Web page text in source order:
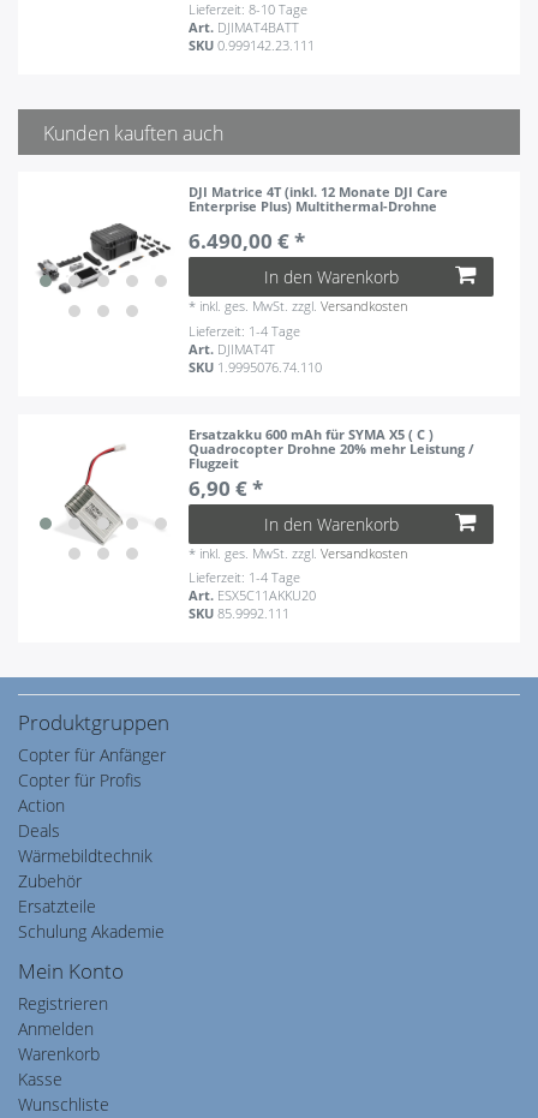
Lieferzeit: 8-10 Tage
Art. DJIMAT4BATT
SKU0.999142.23.111
Kunden kauften auch
DJI Matrice 4T (inkl. 12 Monate DJI Care
Enterprise Plus) Multithermal-Drohne
6.490,00 € *
In den Warenkorb
* inkl. ges. MwSt. zzgl.Versandkosten
Lieferzeit: 1-4 Tage
Art. DJIMAT4T
SKU 1.9995076.74.110
Ersatzakku 600 mAh für SYMA X5 ( C )
Quadrocopter Drohne 20% mehr Leistung /
Flugzeit
6,90 € *
In den Warenkorb
* inkl. ges. MwSt. zzgl.Versandkosten
Lieferzeit: 1-4 Tage
Art. ESX5C11AKKU20
SKU85.9992.111
Produktgruppen
Copter für Anfänger
Copter für Profis
Action
Deals
Wärmebildtechnik
Zubehör
Ersatzteile
Schulung Akademie
Mein Konto
Registrieren
Anmelden
Warenkorb
Kasse
Wunschliste